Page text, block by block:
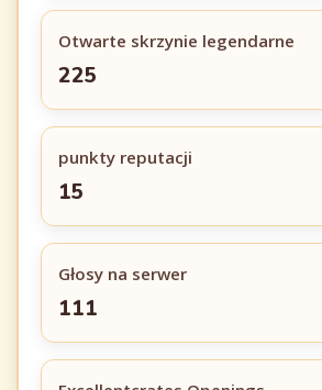
Otwarte skrzynie legendarne
225
punkty reputacji
15
Głosy na serwer
111